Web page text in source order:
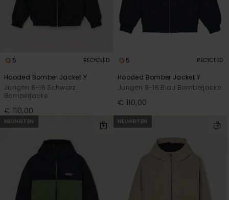
5 RECYCLED
Hooded Bomber Jacket Y
Jungen 8-16 Schwarz
Bomberjacke
€ 110,00
5 RECYCLED
Hooded Bomber Jacket Y
Jungen 8-16 Blau Bomberjacke
€ 110,00
NEUHEITEN NEUHEITEN